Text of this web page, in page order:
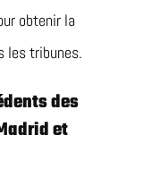
obtenir la
les tribunes.
des
et